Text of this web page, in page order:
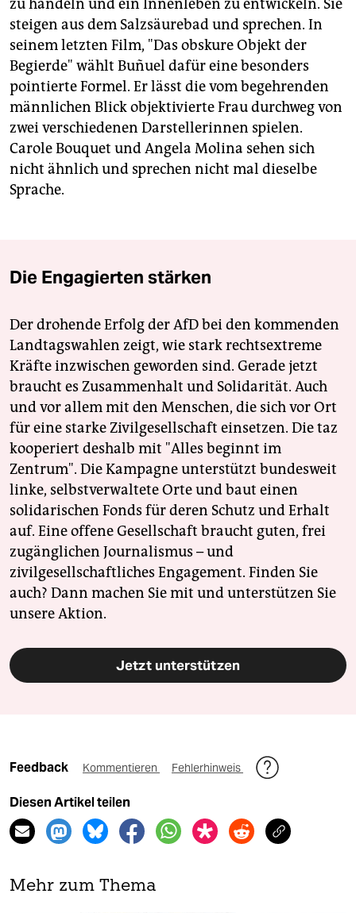
zu handeln und ein Innenleben zu entwickeln. Sie
steigen aus dem Salzsäurebad und sprechen. In
seinem letzten Film, "Das obskure Objekt der
Begierde" wählt Buñuel dafür eine besonders
pointierte Formel. Er lässt die vom begehrenden
männlichen Blick objektivierte Frau durchweg von
zwei verschiedenen Darstellerinnen spielen.
Carole Bouquet und Angela Molina sehen sich
nicht ähnlich und sprechen nicht mal dieselbe
Sprache.
Die Engagierten stärken
Der drohende Erfolg der AfD bei den kommenden
Landtagswahlen zeigt, wie stark rechtsextreme
Kräfte inzwischen geworden sind. Gerade jetzt
braucht es Zusammenhalt und Solidarität. Auch
und vor allem mit den Menschen, die sich vor Ort
für eine starke Zivilgesellschaft einsetzen. Die taz
kooperiert deshalb mit "Alles beginnt im
Zentrum". Die Kampagne unterstützt bundesweit
linke, selbstverwaltete Orte und baut einen
solidarischen Fonds für deren Schutz und Erhalt
auf. Eine offene Gesellschaft braucht guten, frei
zugänglichen Journalismus – und
zivilgesellschaftliches Engagement. Finden Sie
auch? Dann machen Sie mit und unterstützen Sie
unsere Aktion.
Jetzt unterstützen
Feedback Kommentieren Fehlerhinweis
Diesen Artikel teilen
Mehr zum Thema